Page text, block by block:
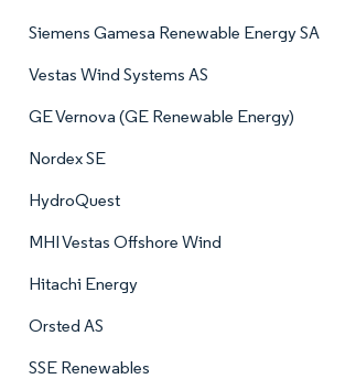
Siemens Gamesa Renewable Energy SA
Vestas Wind Systems AS
GE Vernova (GE Renewable Energy)
Nordex SE
HydroQuest
MHI Vestas Offshore Wind
Hitachi Energy
Orsted AS
SSE Renewables